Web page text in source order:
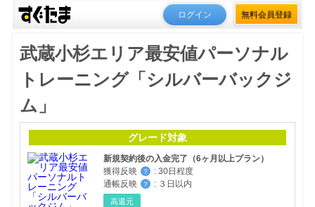
ログイン 無料会員登録
武蔵小杉エリア最安値パーソナル
トレーニング「シルバーバックジ
ム」
グレード対象
新規契約後の入金完了（6ヶ月以上プラン）
獲得反映
？ : 30日程度
通帳反映
？ : ３日以内
高還元